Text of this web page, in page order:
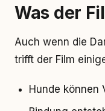
Was der
Auch wenn die
trifft der Film
Hunde können